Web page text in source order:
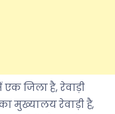
एक जिला है, रेवाड़ी
मुख्यालय रेवाड़ी है,